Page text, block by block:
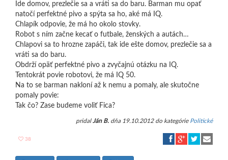
Ide domov, prezlečie sa a vráti sa do baru. Barman mu opať
natočí perfektné pivo a spýta sa ho, aké má IQ.
Chlapík odpovie, že má ho okolo stovky.
Robot s ním začne kecať o futbale, ženských a autách…
Chlapovi sa to hrozne zapáči, tak ide ešte domov, prezlečie sa a
vráti sa do baru.
Obdrží opäť perfektné pivo a zvyčajnú otázku na IQ.
Tentokrát povie robotovi, že má IQ 50.
Na to se barman nakloní až k nemu a pomaly, ale skutočne
pomaly povie:
Tak čo? Zase budeme voliť Fica?
pridalJán B. dňa 19.10.2012 do kategórie Politické
38